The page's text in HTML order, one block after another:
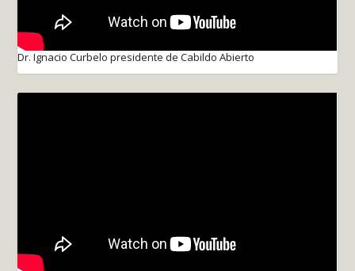
Dr. Ignacio Curbelo presidente de Cabildo Abierto